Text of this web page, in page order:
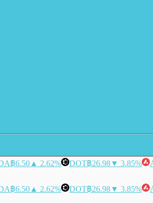
฿6.50 ▲ 2.62% DOT฿26.98▼ 3.85%
฿6.50 ▲ 2.62% DOT฿26.98▼ 3.85%